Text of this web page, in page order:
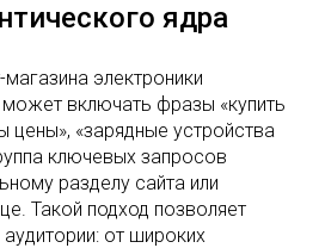
ядра
электроники
включать фразы «купить
цены», «зарядные устройства
ключевых запросов
разделу сайта или
Такой подход позволяет
от широких